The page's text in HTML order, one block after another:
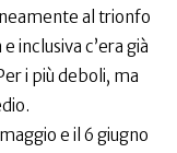
al trionfo
inclusiva c’era già
i più deboli, ma
e il 6 giugno